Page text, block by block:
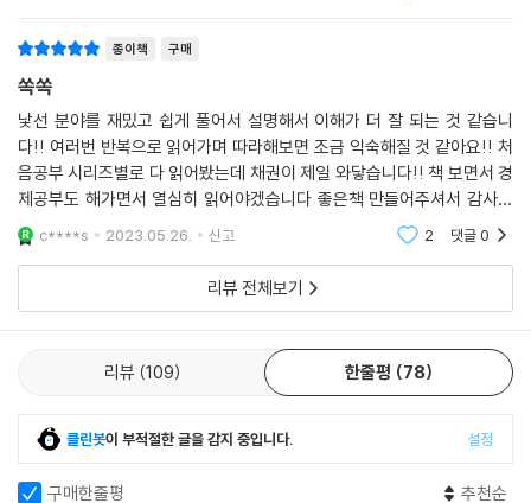
5 해외채권
② 미국 채권
6. CP와 전자단기사채
[Chapter 9] 채권투자의 진실
1 주식과 채권은 상호보완 반비례 자산?
2 주식을 앞서는 채권의 장기수익률
3 내가 주식 대신 채권에 투자하는 이유
Q2 채권의 대용가격이 무엇인가요?
Q4 이런 지식공유를 통해 채권에 개인들의 수요가 많아지면, 채권투자 수
채권에 대한 책이나 유튜브는 많지만 이론이나 원론적인 이야기만 하는 경
우가 많습니다. 실제로 채권을 매수할 때 무엇을 주의해야 하는지, HTS 프
로그램에서 무슨 창을 띄워야 하는지, 현금흐름 계산기는 어떻게 사용하는
지에 대해서 알려주는 책이나 유튜브는 없었습니다. 가려운 점을 긁어준다
는 점에서 훌륭한 강의였습니다.
- ni****
사자마자 순식간에 다 읽었습니다. 기초적인 수준에서 차근차근 설명해 주
고 이해하기가 참 쉽습니다. 또한 심화과정을 통해 어렵고 복잡한 부분도
잘 짚어주십니다. 채권투자 전에 반드시 읽어야 할 책이라 생각합니다. 추
천합니다.
가 너무 없더라고요. 이해하기 쉬웠어요! 내용 너무 좋네요. 특히 완전히 초
- 크리스***
종이책 구매
쏙쏙
낯선 분야를 재밌고 쉽게 풀어서 설명해서 이해가 더 잘 되는 것 같습니
다!! 여러번 반복으로 읽어가며 따라해보면 조금 익숙해질 것 같아요!! 처
음공부 시리즈별로 다 읽어봤는데 채권이 제일 와닿습니다!! 책 보면서 경
제공부도 해가면서 열심히 읽어야겠습니다 좋은책 만들어주셔서 감사합
니다! 꾸준히하다보면 느리지만 조금씩 쌓여가지않을까..하는 생각을 해
봅니다.
c****s 2023.05.26. 신고 2 댓글0
리뷰 전체보기
리뷰 109 한줄평 78
클린봇이 부적절한 글을 감지 중입니다. 설정
구매한줄평 추천순